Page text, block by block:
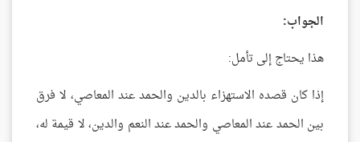
الجواب:
هذا يحتاج إلى تأمل:
إذا كان قصده الاستهزاء بالدين والحمد عند المعاصي، لا فرق
بين الحمد عند المعاصي والحمد عند النعم والدين، لا قيمة له،